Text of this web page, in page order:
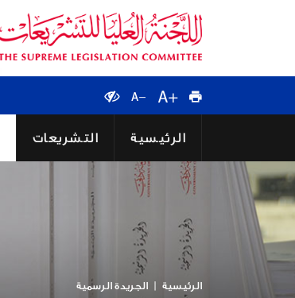
الرئيسية التشريعات
الرئيسية الجريدة الرسمية